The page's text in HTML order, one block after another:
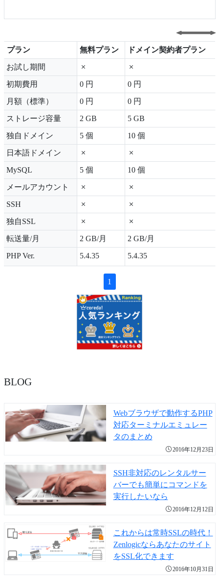
プラン 無料プラン
ドメイン契約者プラン
プラン
無料プラン ドメイン契約者プラン
お試し期間
初期費用 0 円 0 円
月額（標準） 0 円 0 円
ストレージ容量 2 GB 5 GB
独自ドメイン 5 個 10 個
日本語ドメイン
MySQL 5 個 10 個
メールアカウント
SSH
独自SSL
転送量/月 2 GB/月 2 GB/月
PHP Ver. 5.4.35 5.4.35
1
BLOG
Webブラウザで動作するPHP
対応ターミナルエミュレー
タのまとめ
2016年12月23日
SSH非対応のレンタルサー
バーでも簡単にコマンドを
実行したいなら
2016年12月12日
これからは常時SSLの時代！
Zenlogicならあなたのサイト
をSSL化できます
2016年10月31日